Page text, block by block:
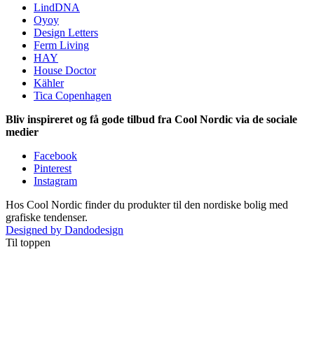
LindDNA
Oyoy
Design Letters
Ferm Living
HAY
House Doctor
Kähler
Tica Copenhagen
Bliv inspireret og få gode tilbud fra Cool Nordic via de sociale
medier
Facebook
Pinterest
Instagram
Hos Cool Nordic finder du produkter til den nordiske bolig med
grafiske tendenser.
Designed by Dandodesign
Til toppen